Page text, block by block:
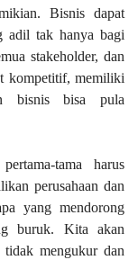
Bisnis dapat
adil tak hanya bagi
stakeholder, dan
kompetitif, memiliki
bisnis bisa pula
tama harus
perusahaan dan
yang mendorong
buruk. Kita akan
mengukur dan